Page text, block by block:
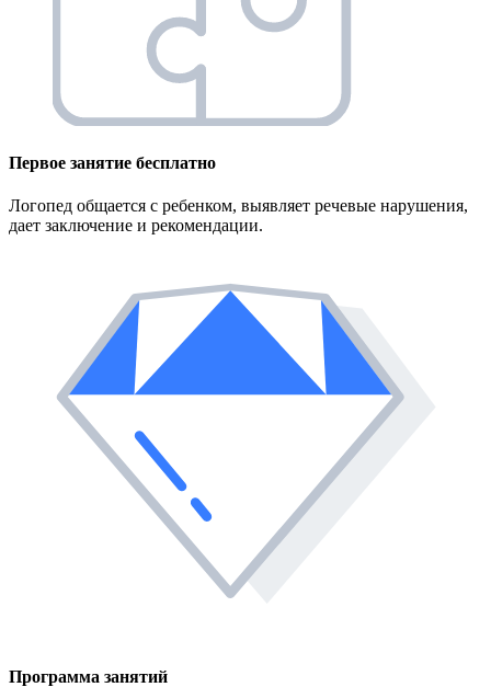
Первое занятие бесплатно
Логопед общается с ребенком, выявляет речевые нарушения,
дает заключение и рекомендации.
Программа занятий